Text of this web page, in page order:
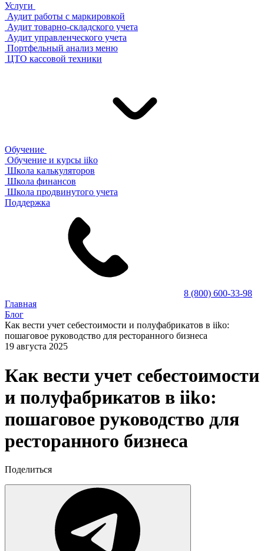
Услуги
Аудит работы с маркировкой
Аудит товарно-складского учета
Аудит управленческого учета
Портфельный анализ меню
ЦТО кассовой техники
Обучение
Обучение и курсы iiko
Школа калькуляторов
Школа финансов
Школа продвинутого учета
Поддержка
8 (800) 600-33-98
Главная
Блог
Как вести учет себестоимости и полуфабрикатов в iiko:
пошаговое руководство для ресторанного бизнеса
19 августа 2025
Как вести учет себестоимости
и полуфабрикатов в iiko:
пошаговое руководство для
ресторанного бизнеса
Поделиться